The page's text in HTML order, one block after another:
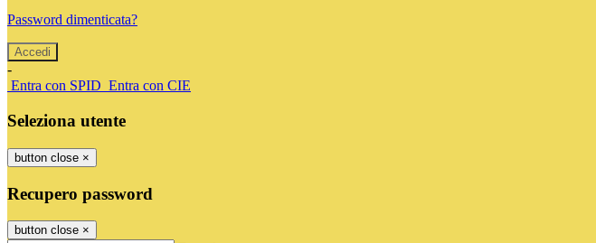
Password dimenticata?
-
Entra con SPID Entra con CIE
Seleziona utente
button close ×
Recupero password
button close ×